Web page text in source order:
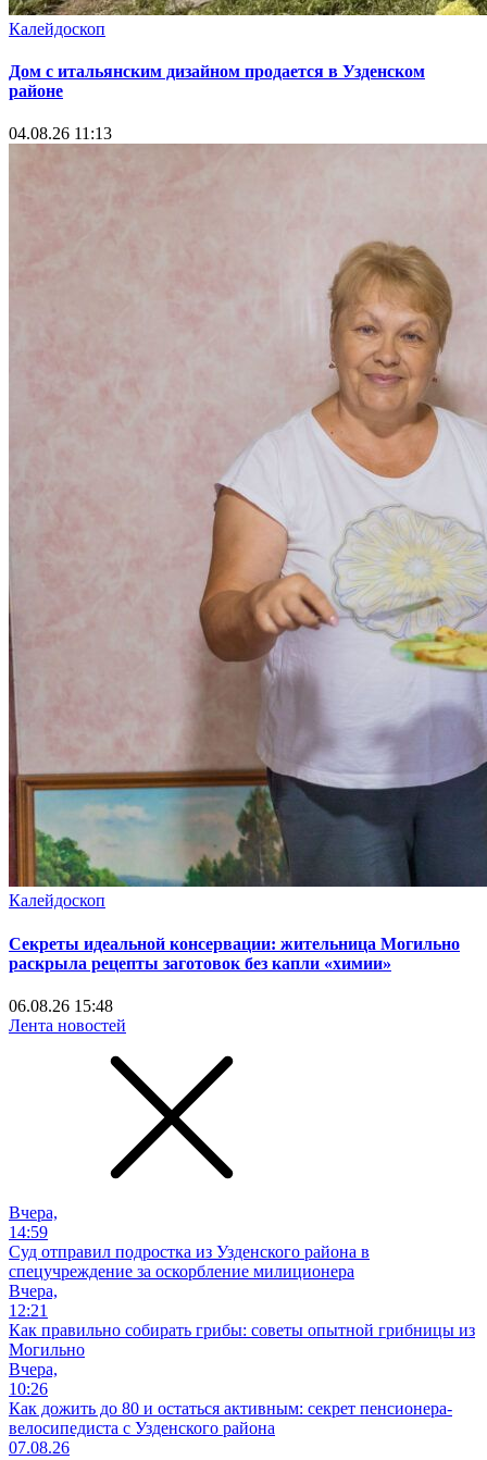
Калейдоскоп
Дом с итальянским дизайном продается в Узденском
районе
04.08.26 11:13
Калейдоскоп
Секреты идеальной консервации: жительница Могильно
раскрыла рецепты заготовок без капли «химии»
06.08.26 15:48
Лента новостей
Вчера,
14:59
Суд отправил подростка из Узденского района в
спецучреждение за оскорбление милиционера
Вчера,
12:21
Как правильно собирать грибы: советы опытной грибницы из
Могильно
Вчера,
10:26
Как дожить до 80 и остаться активным: секрет пенсионера-
велосипедиста с Узденского района
07.08.26